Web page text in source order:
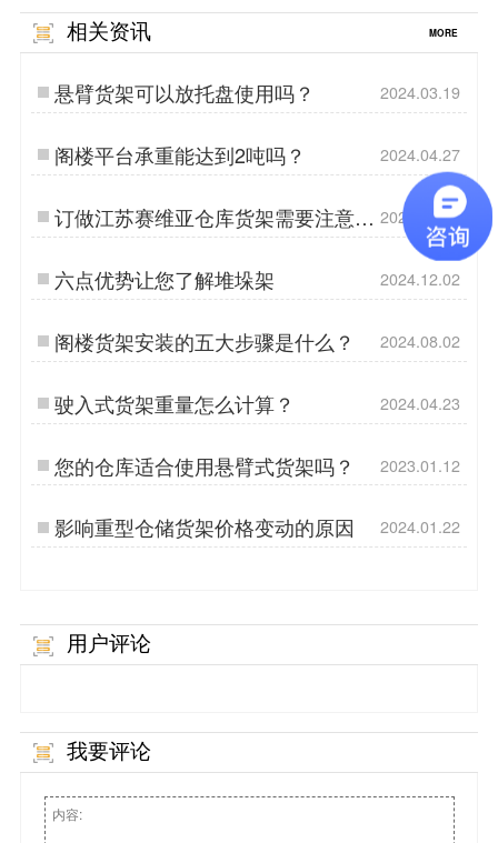
相关资讯 MORE
悬臂货架可以放托盘使用吗？ 2024.03.19
阁楼平台承重能达到2吨吗？ 2024.04.27
订做江苏赛维亚仓库货架需要注意哪
些问题?
2026.05.20
六点优势让您了解堆垛架 2024.12.02
阁楼货架安装的五大步骤是什么？ 2024.08.02
驶入式货架重量怎么计算？ 2024.04.23
您的仓库适合使用悬臂式货架吗？ 2023.01.12
影响重型仓储货架价格变动的原因 2024.01.22
用户评论
我要评论